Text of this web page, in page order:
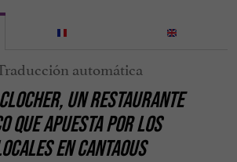
UN RESTAURANTE
QUE APUESTA POR LOS
EN CANTAOUS